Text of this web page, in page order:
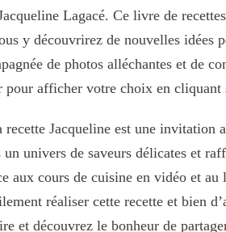
Lagacé. Ce livre de
y découvrirez de nouvelles idées
de photos alléchantes et de
pour afficher votre choix en cliquant
recette Jacqueline est une
un univers de saveurs délicates et
aux cours de cuisine en vidéo et
réaliser cette recette et bien
et découvrez le bonheur de